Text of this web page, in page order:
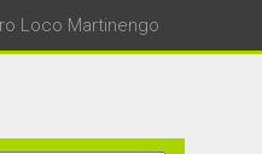
Loco Martinengo